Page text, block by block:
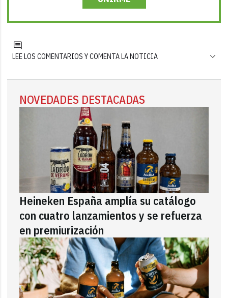
LEE LOS COMENTARIOS Y COMENTA LA NOTICIA
NOVEDADES DESTACADAS
Heineken España amplía su catálogo
con cuatro lanzamientos y se refuerza
en premiurización